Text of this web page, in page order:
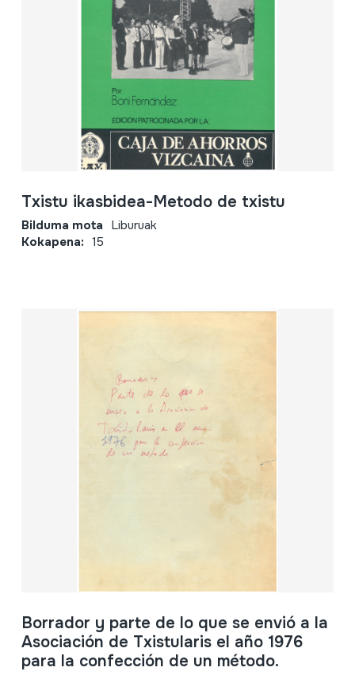
Txistu ikasbidea-Metodo de txistu
Bilduma mota Liburuak
Kokapena: 15
Borrador y parte de lo que se envió a la
Asociación de Txistularis el año 1976
para la confección de un método.